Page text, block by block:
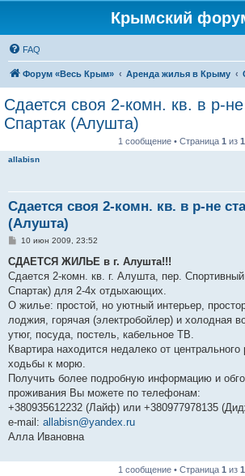
Крымский
FAQ
Форум «Весь Крым» Аренда жилья в Крыму
Сдается своя 2-комн. кв. в р-
Спартак (Алушта)
1 сообщение • Страница 1 из 1
allabisn
Сдается своя 2-комн. кв. в р-не
(Алушта)
С
о
б
щ
е
и
е
10 июн 2009, 23:52
СДАЕТСЯ ЖИЛЬЕ в г. Алушта!!!
Сдается 2-комн. кв. г. Алушта, пер.
Спартак) для 2-4х отдыхающих.
О жилье: простой, но уютный интерьер,
лоджия, горячая (электробойлер) и холодная
утюг, посуда, постель, кабельное ТВ.
Квартира находится недалеко от
ходьбы к морю.
Получить более подробную информацию и
проживания Вы можете по телефонам:
+380935612232 (Лайф) или +380977978135
e-mail: allabisn@yandex.ru
Алла Ивановна
1 сообщение • Страница 1 из 1